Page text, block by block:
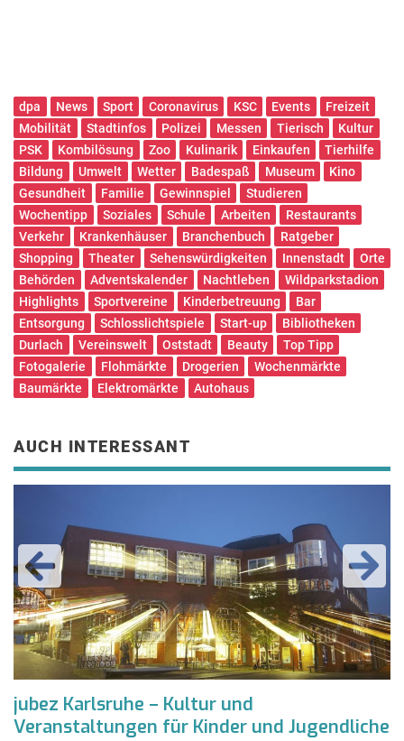
dpa News Sport Coronavirus KSC Events
Freizeit
Mobilität
Stadtinfos Polizei Messen Tierisch
Kultur
PSK
Kombilösung Zoo Kulinarik Einkaufen
Tierhilfe
Bildung
Umwelt Wetter Badespaß Museum
Kino
Gesundheit
Familie Gewinnspiel
Studieren
Wochentipp
Soziales Schule Arbeiten
Restaurants
Verkehr
Krankenhäuser Branchenbuch
Ratgeber
Shopping
Theater Sehenswürdigkeiten Innenstadt
Orte
Behörden
Adventskalender Nachtleben
Wildparkstadion
Highlights
Sportvereine Kinderbetreuung
Bar
Entsorgung
Schlosslichtspiele Start-up
Bibliotheken
Durlach
Vereinswelt Oststadt Beauty
Top Tipp
Fotogalerie
Flohmärkte Drogerien
Wochenmärkte
Baumärkte
Elektromärkte Autohaus
AUCH INTERESSANT
jubez Karlsruhe – Kultur und
Veranstaltungen für Kinder und Jugendliche